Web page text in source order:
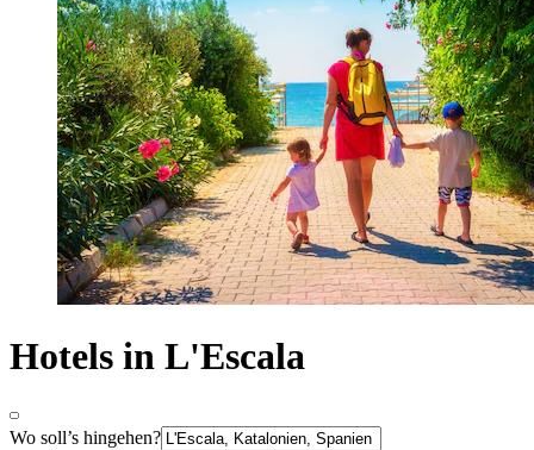
Hotels in L'Escala
Wo soll’s hingehen?